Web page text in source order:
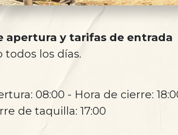
apertura y tarifas de entrada
todos los días.
08:00 - Hora de cierre:
de taquilla: 17:00